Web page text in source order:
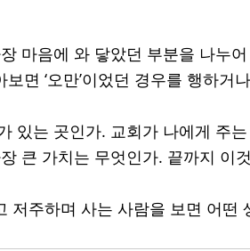
마음에 와 닿았던 부분을 나누
면 ‘오만’이었던 경우를 행하거
있는 곳인가. 교회가 나에게 주
큰 가치는 무엇인가. 끝까지 이
저주하며 사는 사람을 보면 어떤